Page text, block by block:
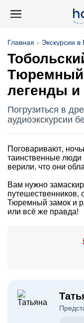
Главная Экскурсии в
Тюремный
легенды и
Погрузиться в
аудиоэкскурсии
Поговаривают,
таинственные
верили, что они
Вам нужно
путешественников,
Тюремный замок и
или всё же правда!